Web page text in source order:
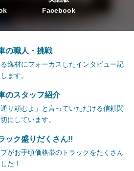
Facebook
の職人・挑戦
逸材にフォーカスしたインタビュー記
ます。
のスタッフ紹介
通り頼むよ」と言っていただける信頼関
にしています。
ック盛りだくさん!!
がお手頃価格帯のトラックをたくさん
た！